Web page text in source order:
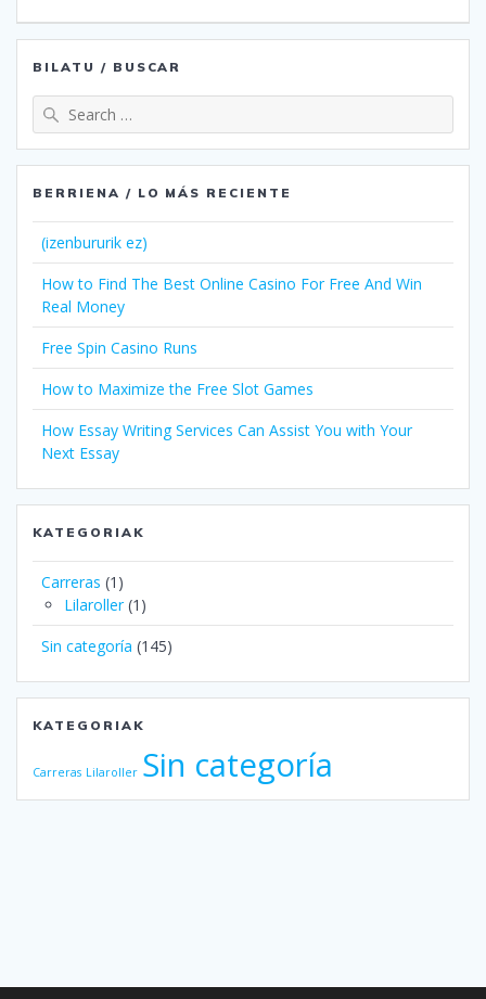
BILATU / BUSCAR
Search
for:
BERRIENA / LO MÁS RECIENTE
(izenbururik ez)
How to Find The Best Online Casino For Free And Win
Real Money
Free Spin Casino Runs
How to Maximize the Free Slot Games
How Essay Writing Services Can Assist You with Your
Next Essay
KATEGORIAK
Carreras (1)
Lilaroller(1)
Sin categoría (145)
KATEGORIAK
Carreras Lilaroller Sin categoría